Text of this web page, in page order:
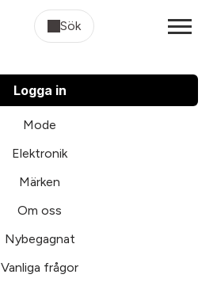
Sök
Logga in
Mode
Elektronik
Märken
Om oss
Nybegagnat
Vanliga frågor